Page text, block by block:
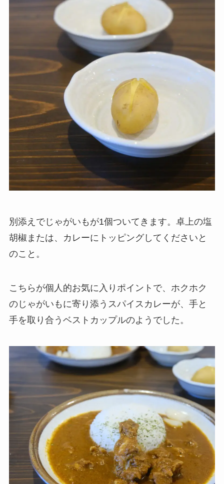
別添えでじゃがいもが1個ついてきます。卓上の塩
胡椒または、カレーにトッピングしてくださいと
のこと。
こちらが個人的お気に入りポイントで、ホクホク
のじゃがいもに寄り添うスパイスカレーが、手と
手を取り合うベストカップルのようでした。